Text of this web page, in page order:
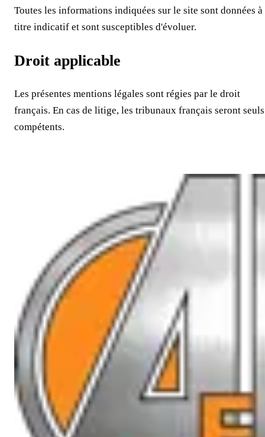
Toutes les informations indiquées sur le site sont données à
titre indicatif et sont susceptibles d'évoluer.
Droit applicable
Les présentes mentions légales sont régies par le droit
français. En cas de litige, les tribunaux français seront seuls
compétents.